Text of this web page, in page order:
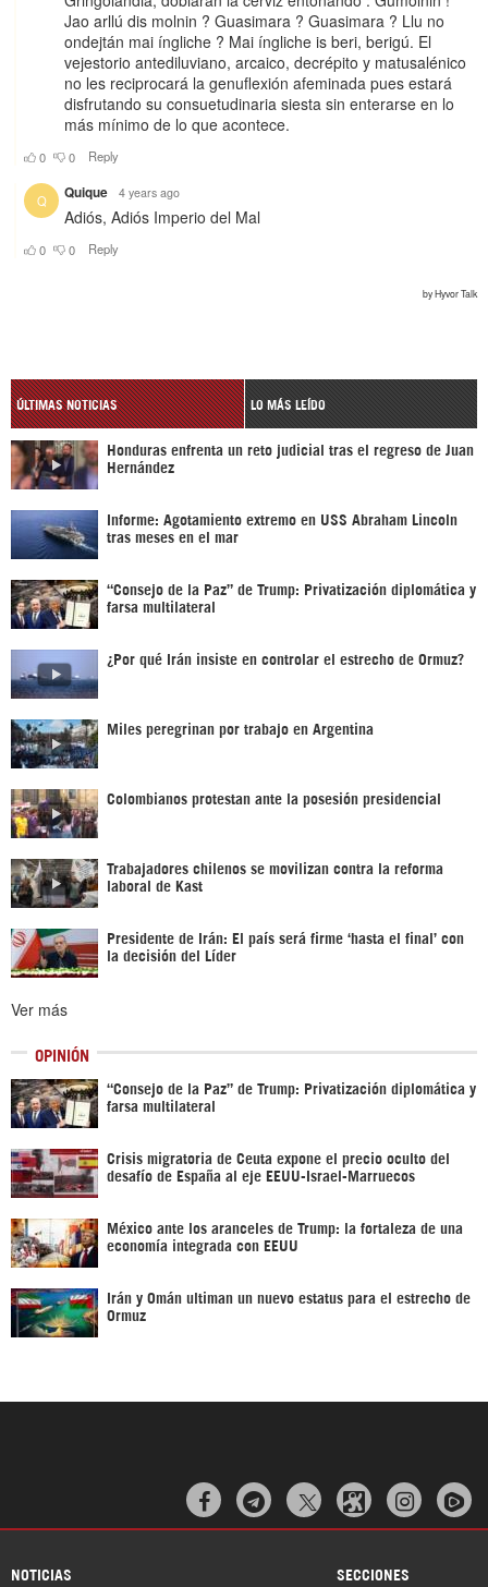
ÚLTIMAS NOTICIAS LO MÁS LEÍDO
Honduras enfrenta un reto judicial tras el regreso de Juan
Hernández
Informe: Agotamiento extremo en USS Abraham Lincoln
tras meses en el mar
“Consejo de la Paz” de Trump: Privatización diplomática y
farsa multilateral
¿Por qué Irán insiste en controlar el estrecho de Ormuz?
Miles peregrinan por trabajo en Argentina
Colombianos protestan ante la posesión presidencial
Trabajadores chilenos se movilizan contra la reforma
laboral de Kast
Presidente de Irán: El país será firme ‘hasta el final’ con
la decisión del Líder
Ver más
OPINIÓN
“Consejo de la Paz” de Trump: Privatización diplomática y
farsa multilateral
Crisis migratoria de Ceuta expone el precio oculto del
desafío de España al eje EEUU-Israel-Marruecos
México ante los aranceles de Trump: la fortaleza de una
economía integrada con EEUU
Irán y Omán ultiman un nuevo estatus para el estrecho de
Ormuz
  
NOTICIAS SECCIONES